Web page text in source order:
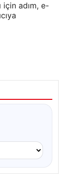
için adım, e-